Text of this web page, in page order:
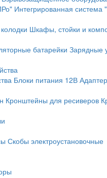
Интегрированная
Шкафы, стойки и
батарейки Зарядные
Блоки питания 12В
Кронштейны для ресиверов
Скобы электроустановочные